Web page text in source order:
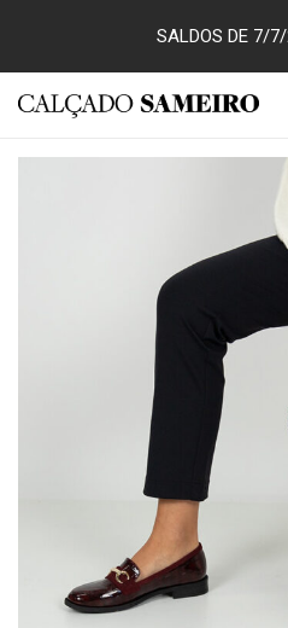
SALDOS DE 7/